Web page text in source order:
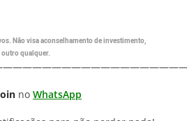
Não visa aconselhamento de investimento,
qualquer.
no WhatsApp